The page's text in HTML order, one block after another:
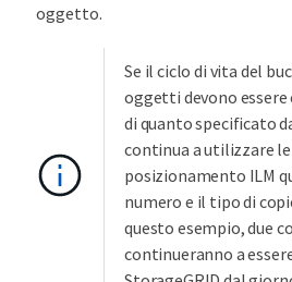
oggetto.
Se il ciclo di vita del
oggetti devono
di quanto specificato
continua a utilizzare
posizionamento ILM
numero e il tipo di
questo esempio, due
continueranno a